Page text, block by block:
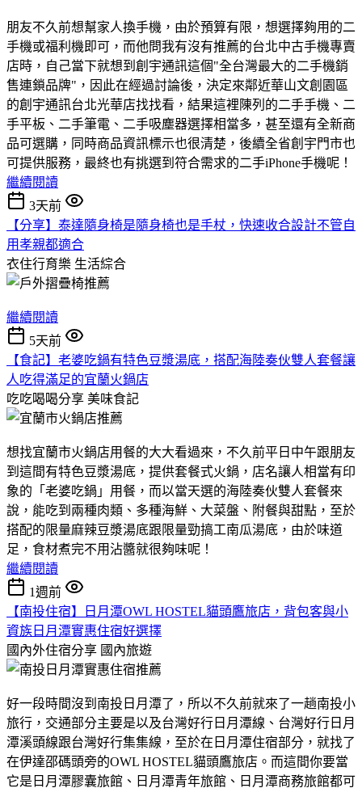
朋友不久前想幫家人換手機，由於預算有限，想選擇夠用的二
手機或福利機即可，而他問我有沒有推薦的台北中古手機專賣
店時，自己當下就想到創宇通訊這個"全台灣最大的二手機銷
售連鎖品牌"，因此在經過討論後，決定來鄰近華山文創園區
的創宇通訊台北光華店找找看，結果這裡陳列的二手手機、二
手平板、二手筆電、二手吸塵器選擇相當多，甚至還有全新商
品可選購，同時商品資訊標示也很清楚，後續全省創宇門市也
可提供服務，最終也有挑選到符合需求的二手iPhone手機呢！
繼續閱讀
3天前
【分享】泰達隨身椅是隨身椅也是手杖，快速收合設計不管自
用孝親都適合
衣住行育樂 生活綜合
繼續閱讀
5天前
【食記】老婆吃鍋有特色豆漿湯底，搭配海陸奏伙雙人套餐讓
人吃得滿足的宜蘭火鍋店
吃吃喝喝分享 美味食記
想找宜蘭市火鍋店用餐的大大看過來，不久前平日中午跟朋友
到這間有特色豆漿湯底，提供套餐式火鍋，店名讓人相當有印
象的「老婆吃鍋」用餐，而以當天選的海陸奏伙雙人套餐來
說，能吃到兩種肉類、多種海鮮、大菜盤、附餐與甜點，至於
搭配的限量麻辣豆漿湯底跟限量勁搞工南瓜湯底，由於味道
足，食材煮完不用沾醬就很夠味呢！
繼續閱讀
1週前
【南投住宿】日月潭OWL HOSTEL貓頭鷹旅店，背包客與小
資族日月潭實惠住宿好選擇
國內外住宿分享 國內旅遊
好一段時間沒到南投日月潭了，所以不久前就來了一趟南投小
旅行，交通部分主要是以及台灣好行日月潭線、台灣好行日月
潭溪頭線跟台灣好行集集線，至於在日月潭住宿部分，就找了
在伊達邵碼頭旁的OWL HOSTEL貓頭鷹旅店。而這間你要當
它是日月潭膠囊旅館、日月潭青年旅館、日月潭商務旅館都可